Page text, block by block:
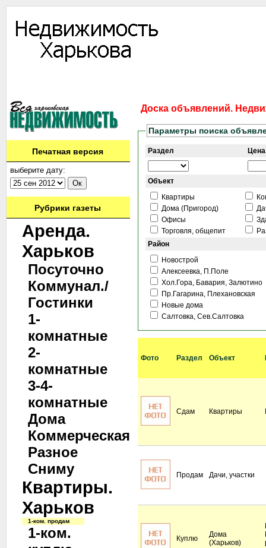
Печатная версия
выберите дату:
Рубрики газеты
Аренда.
Харьков
Посуточно
Коммунал./
Гостинки
1-
комнатные
2-
комнатные
3-4-
комнатные
Дома
Коммерческая
Разное
Сниму
Квартиры.
Харьков
1-ком. продам
1-ком.
Доска объявлений.
Параметры поиска
Раздел
Объект
Квартиры
Дома (Пригород)
Офисы
Торговля, общепит
Район
Новострой
Алексеевка, П.Поле
Хол.Гора, Бавария, Залютино
Пр.Гагарина, Плехановская
Новые дома
Салтовка, Сев.Салтовка
Фото Раздел Объект
Сдам Квартиры
Продам Дачи, участки
Куплю
Дома
(Харьков)